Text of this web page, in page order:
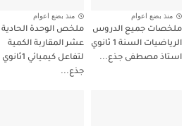
منذ بضع اعوام
ملخصات جميع الدروس
الرياضيات السنة 1 ثانوي
استاذ مصطفى جذع...
منذ بضع اعوام
ملخص الوحدة الحادية
عشر المقاربة الكمية
لتفاعل كيميائي 1ثانوي
جذع...